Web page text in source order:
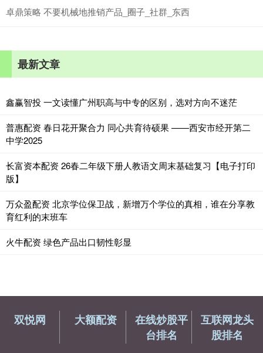
卓鼎策略 不要机械地推销产品_圈子_社群_东西
最新文章
鑫赢智投 一文读懂广州职高与中专的区别，选对方向不迷茫
普惠配资 春日花开聚合力 同心共育待硕果 ——西安市经开第二
中学2025
长富资本配资 26春二年级下册人教语文周末基础复习【电子打印
版】
万众盈配资 北京学位保卫战，新增万个学位的真相，谁在分享教
育红利的末班车
火牛配资 绿色产品出口韧性彰显
双悦网 大额配资
在线炒股平
台排名
互联网龙头
股排名